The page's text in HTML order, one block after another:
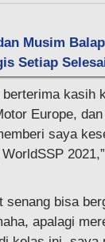
Musim
Setiap
kasih
Europe,
saya
senang bisa
apalagi